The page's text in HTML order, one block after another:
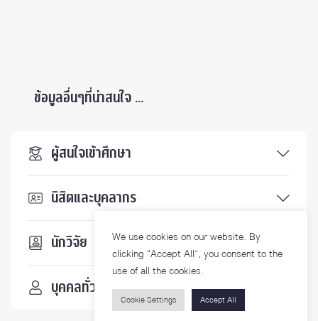
ข้อมูลอื่นๆที่น่าสนใจ ...
ผู้สนใจเข้าศึกษา
นิสิตและบุคลากร
นักวิจัย
บุคคลทั่วไป
We use cookies on our website. By
clicking “Accept All”, you consent to the
use of all the cookies.
Cookie Settings Accept All